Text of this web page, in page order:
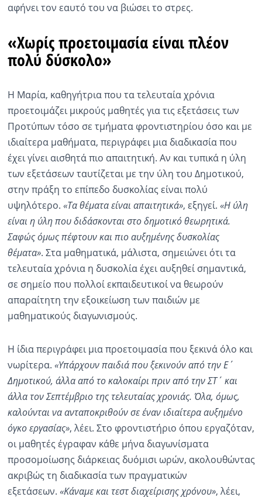
αφήνει τον εαυτό του να βιώσει το στρες.
«Χωρίς προετοιμασία είναι πλέον
πολύ δύσκολο»
Η Μαρία, καθηγήτρια που τα τελευταία χρόνια
προετοιμάζει μικρούς μαθητές για τις εξετάσεις των
Προτύπων τόσο σε τμήματα φροντιστηρίου όσο και με
ιδιαίτερα μαθήματα, περιγράφει μια διαδικασία που
έχει γίνει αισθητά πιο απαιτητική. Αν και τυπικά η ύλη
των εξετάσεων ταυτίζεται με την ύλη του Δημοτικού,
στην πράξη το επίπεδο δυσκολίας είναι πολύ
υψηλότερο. «Τα θέματα είναι απαιτητικά», εξηγεί. «Η ύλη
είναι η ύλη που διδάσκονται στο δημοτικό θεωρητικά.
Σαφώς όμως πέφτουν και πιο αυξημένης δυσκολίας
θέματα». Στα μαθηματικά, μάλιστα, σημειώνει ότι τα
τελευταία χρόνια η δυσκολία έχει αυξηθεί σημαντικά,
σε σημείο που πολλοί εκπαιδευτικοί να θεωρούν
απαραίτητη την εξοικείωση των παιδιών με
μαθηματικούς διαγωνισμούς.
Η ίδια περιγράφει μια προετοιμασία που ξεκινά όλο και
νωρίτερα. «Υπάρχουν παιδιά που ξεκινούν από την Ε΄
Δημοτικού, άλλα από το καλοκαίρι πριν από την ΣΤ΄ και
άλλα τον Σεπτέμβριο της τελευταίας χρονιάς. Όλα, όμως,
καλούνται να ανταποκριθούν σε έναν ιδιαίτερα αυξημένο
όγκο εργασίας», λέει. Στο φροντιστήριο όπου εργαζόταν,
οι μαθητές έγραφαν κάθε μήνα διαγωνίσματα
προσομοίωσης διάρκειας δυόμισι ωρών, ακολουθώντας
ακριβώς τη διαδικασία των πραγματικών
εξετάσεων. «Κάναμε και τεστ διαχείρισης χρόνου», λέει,